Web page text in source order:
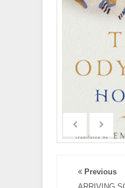
Previous